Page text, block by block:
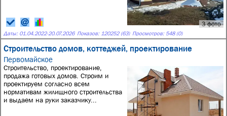
3 фото
Даты: 01.04.2022-20.07.2026 Показов: 120252 (63) Просмотров: 548 (0)
Стро­итель­ство до­мов, кот­теджей, про­ек­ти­рова­ние
Первомайское
Строительство, проектирование,
продажа готовых домов. Строим и
проектируем согласно всем
нормативам жилищного строительства
и выдаем на руки заказчику...